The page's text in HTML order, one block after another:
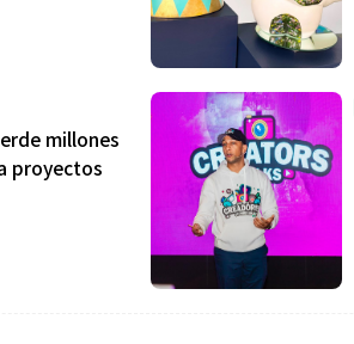
millones
proyectos